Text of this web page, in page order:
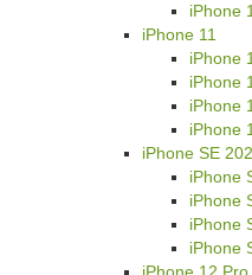
iPhone
iPhone 11
iPhone
iPhone
iPhone
iPhone
iPhone SE
iPhone
iPhone
iPhone
iPhone